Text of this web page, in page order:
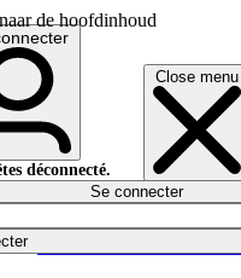
de hoofdinhoud
Close menu
déconnecté.
Se connecter